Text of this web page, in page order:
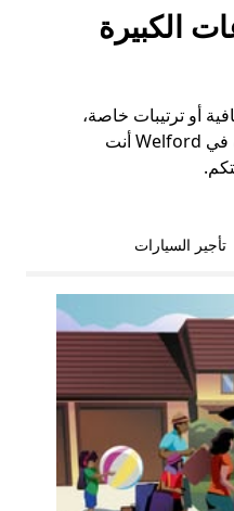
الكبيرة
أو ترتيبات خاصة،
ستساعدك خيارات المشاوير هذه في Welford أنت
تأجير السيارات